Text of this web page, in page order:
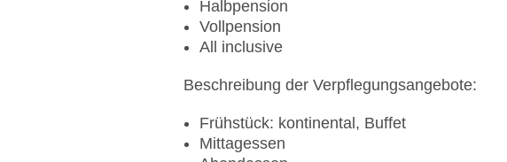
Halbpension
Vollpension
All inclusive
Beschreibung der Verpflegungsangebote:
Frühstück: kontinental, Buffet
Mittagessen